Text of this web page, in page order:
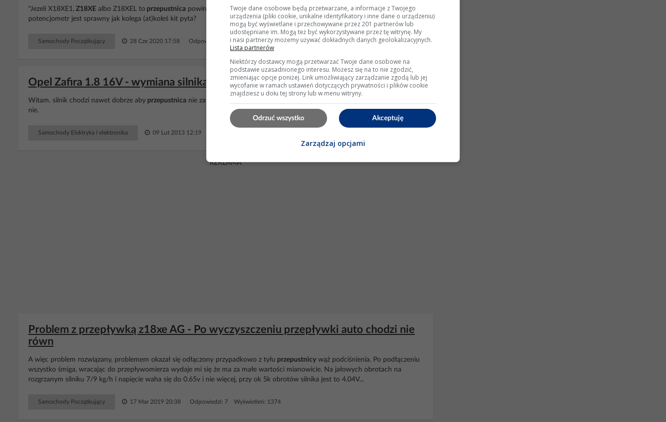
"Jezeli X18XE1, Z18XE albo Z18XEL to przepustnica powinna byc na servie - tzn. nie ma zaworu regulacji biegu jałowego" czy
potencjometr jest sprawny jak kolega (at)koleś kit pyta?
Samochody Początkujący 28 Cze 2020 17:58 Odpowiedzi: 12 Wyświetleń: 2622
Opel Zafira 1.8 16V - wymiana silnika Z18XE na X18XE1
Witam. silnik chodzi nawet dobrze aby przepustnica nie zawsze się słucha i nie wiem dla czego raz reaguje na dodanie gazu a ran
nie.
Samochody Elektryka i elektronika 09 Lut 2013 12:19
REKLAMA
Problem z przepływką z18xe AG - Po wyczyszczeniu przepływki auto chodzi nie
równ
A więc problem rozwiązany, problemem okazał się odłączony przypadkowo z tyłu przepustnicy wąż podciśnienia. Po podłączeniu
wszystko śmiga, wracając do przepływomierza wydaje mi się że ma za małe wartości mianowicie. Na jałowych obrotach na
rozgrzanym silniku 7/9 kg/h i napięcie waha się do 0.65v i nie więcej, przy ok 5k obrotów silnika jest to 4.04V...
Samochody Początkujący 17 Mar 2019 20:38 Odpowiedzi: 7 Wyświetleń: 1374
Twoje dane osobowe będą przetwarzane, a informacje z Twojego
urządzenia (pliki cookie, unikalne identyfikatory i inne dane o urządzeniu)
mogą być wyświetlane i przechowywane przez 201 partnerów lub
udostępniane im. Mogą też być wykorzystywane przez tę witrynę. My
i nasi partnerzy możemy używać dokładnych danych geolokalizacyjnych.
Lista partnerów
Niektórzy dostawcy mogą przetwarzać Twoje dane osobowe na
podstawie uzasadnionego interesu. Możesz się na to nie zgodzić,
zmieniając opcje poniżej. Link umożliwiający zarządzanie zgodą lub jej
wycofanie w ramach ustawień dotyczących prywatności i plików cookie
znajdziesz u dołu tej strony lub w menu witryny.
Akceptuję
Odrzuć wszystko
Zarządzaj opcjami